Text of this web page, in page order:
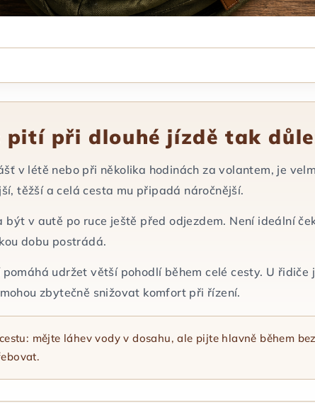
pití při dlouhé jízdě tak
v létě nebo při několika hodinách za volantem, je
těžší a celá cesta mu připadá náročnější.
být v autě po ruce ještě před odjezdem. Není ideální
dobu postrádá.
pomáhá udržet větší pohodlí během celé cesty. U
zbytečně snižovat komfort při řízení.
mějte láhev vody v dosahu, ale pijte hlavně během